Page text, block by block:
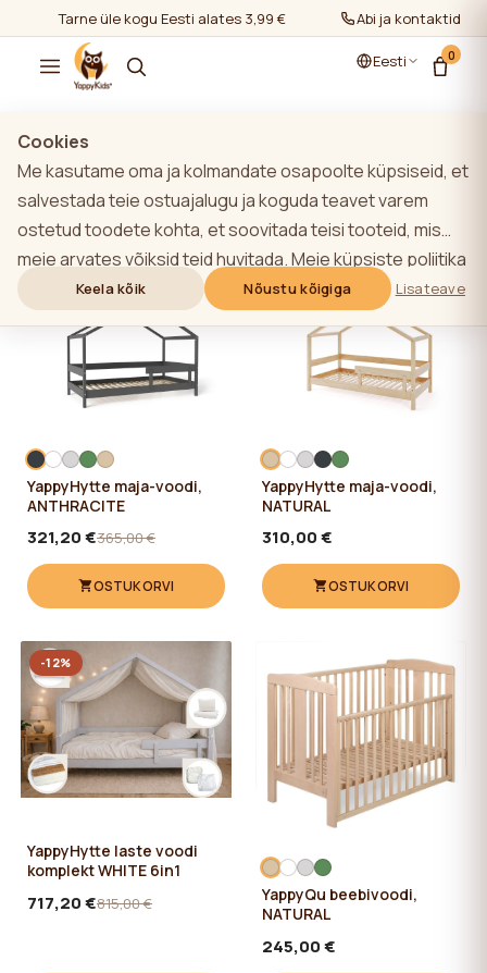
Tarne üle kogu Eesti alates 3,99 € Abi ja kontaktid
Eesti 0
Kõik tooted
Filtrid Kõige populaarsem
YappyHytte maja-voodi,
ANTHRACITE
321,20 €365,00 €
OSTUKORVI
YappyHytte maja-voodi,
NATURAL
310,00 €
OSTUKORVI
YappyHytte laste voodi
komplekt WHITE 6in1
717,20 €815,00 €
-12%
YappyQu beebivoodi,
NATURAL
245,00 €
Cookies
Me kasutame oma ja kolmandate osapoolte küpsiseid, et
salvestada teie ostuajalugu ja koguda teavet varem
ostetud toodete kohta, et soovitada teisi tooteid, mis
meie arvates võiksid teid huvitada. Meie küpsiste poliitika
kohta lisateabe saamiseks klõpsake nupule "Lisateave".
Võite nõustuda kõigi küpsiste kasutamisega, klõpsates
nupule "Nõustu kõigiga" või lükata need tagasi,
klõpsates nupule "Keela kõik". Kui veebisaidi kasutaja
klõpsab nupule "Keela kõik", salvestatakse veebisaidil
kasutamiseks ei ole vaja kasutaja nõusolekut.
Keela kõik Nõustu kõigiga Lisateave